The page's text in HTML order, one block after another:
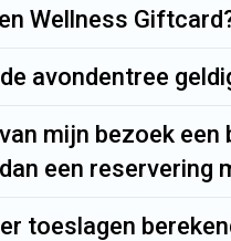
Wellness
avondentree
mijn bezoek
een reservering
toeslagen